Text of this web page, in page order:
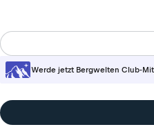
Werde jetzt Bergwelten Club-